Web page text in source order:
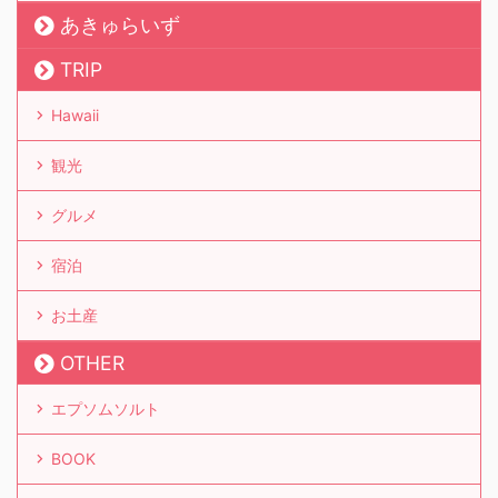
あきゅらいず
TRIP
Hawaii
観光
グルメ
宿泊
お土産
OTHER
エプソムソルト
BOOK